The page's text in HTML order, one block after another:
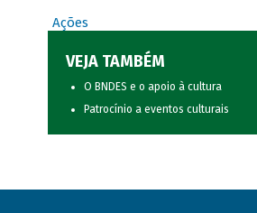
Ações
VEJA TAMBÉM
O BNDES e o apoio à cultura
Patrocínio a eventos culturais